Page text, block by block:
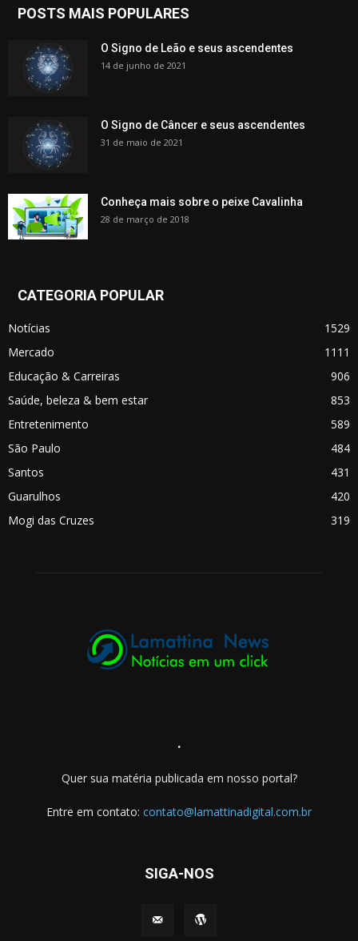
POSTS MAIS POPULARES
O Signo de Leão e seus ascendentes
14 de junho de 2021
O Signo de Câncer e seus ascendentes
31 de maio de 2021
Conheça mais sobre o peixe Cavalinha
28 de março de 2018
CATEGORIA POPULAR
Notícias
1529
Mercado
1111
Educação & Carreiras
906
Saúde, beleza & bem estar
853
Entretenimento
589
São Paulo
484
Santos
431
Guarulhos
420
Mogi das Cruzes
319
.
Quer sua matéria publicada em nosso portal?
Entre em contato: contato@lamattinadigital.com.br
SIGA-NOS